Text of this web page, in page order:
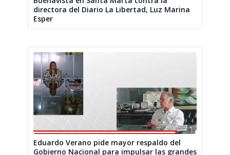
directora del Diario La Libertad, Luz Marina
Esper
Eduardo Verano pide mayor respaldo del
Gobierno Nacional para impulsar las grandes